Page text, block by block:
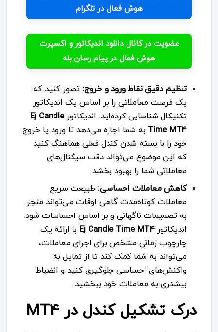
هوش فعال در تلگرام
عضویت در کانال دانلود اندیکاتور و اکسپرت
هوش فعال در پیام رسان بله
تنظیم دقیق نقاط ورود و خروج: تصور کنید که
یک فرصت معاملاتی را بر اساس یک اندیکاتور
تکنیکال شناسایی کرده‌اید. اندیکاتورEj Candle
Time MT4 به شما اجازه می‌دهد تا ورود یا خروج
خود را با بسته شدن کندل فعلی هماهنگ کنید
که این موضوع می‌تواند دقت سیگنال‌های
معاملاتی شما را بهبود بخشد.
کاهش معاملات احساسی: طبیعت سریع
معاملات کوتاه‌مدت گاهی اوقات می‌تواند منجر
به تصمیمات ناگهانی و بر اساس احساسات شود.
اندیکاتورEj Candle Time MT4 با ارائه یک
چارچوب زمانی مشخص برای اجرای معاملات،
می‌تواند به شما کمک کند تا از تمایل به
واکنش‌های احساسی جلوگیری کنید و انضباط
بیشتری به معاملات خود ببخشید.
درک تشکیل کندل در MT4